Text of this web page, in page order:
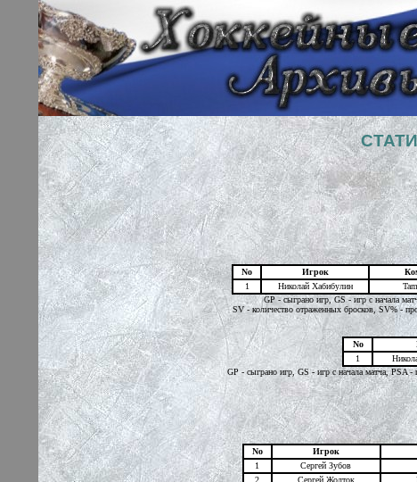
No
Игрок
1
Николай Хабибулин
GP - сыграно игр, GS - игр с начала
SV - количество отраженных бросков, SV% -
No
1
GP - сыграно игр, GS - игр с начала матча,
No
Игрок
1
Сергей Зубов